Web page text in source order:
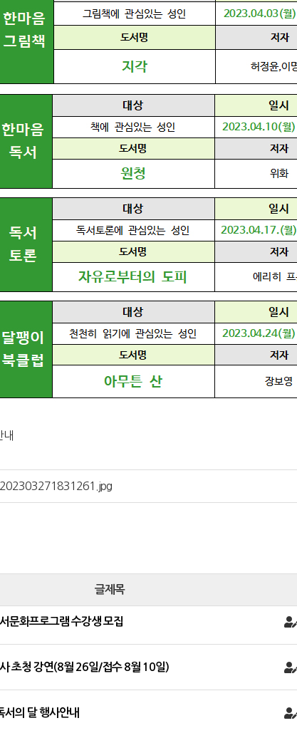
내
202303271831261.jpg
글제목
문화프로그램 수강생 모집
초청 강연(8월 26일/접수 8월 10일)
서의 달 행사안내